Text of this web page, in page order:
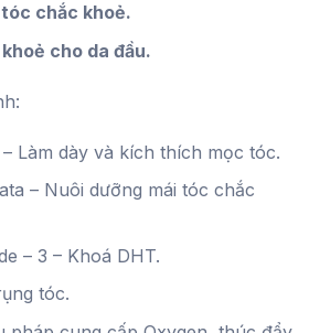
chắc khoẻ.
cho da đầu.
– Làm dày và kích thích mọc tóc.
– Nuôi dưỡng mái tóc chắc
– 3 – Khoá DHT.
tóc.